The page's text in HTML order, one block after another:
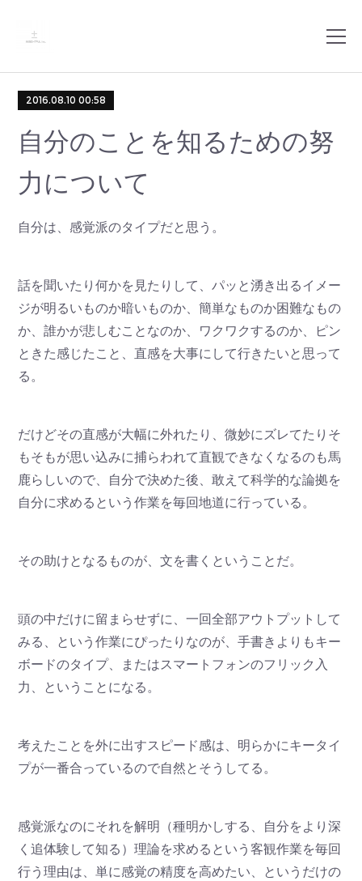
2016.08.10 00:58
自分のことを知るための努
力について
自分は、感覚派のタイプだと思う。
話を聞いたり何かを見たりして、パッと湧き出るイメー
ジが明るいものか暗いものか、簡単なものか困難なもの
か、誰かが悲しむことなのか、ワクワクするのか、ピン
ときた感じたこと、直感を大事にして行きたいと思って
る。
だけどその直感が大幅に外れたり、微妙にズレてたりそ
もそもが思い込みに捕らわれて直観できなくなるのも馬
鹿らしいので、自分で決めた後、敢えて科学的な論拠を
自分に求めるという作業を毎回地道に行っている。
その助けとなるものが、文を書くということだ。
頭の中だけに留まらせずに、一回全部アウトプットして
みる、という作業にぴったりなのが、手書きよりもキー
ボードのタイプ、またはスマートフォンのフリック入
力、ということになる。
考えたことを外に出すスピード感は、明らかにキータイ
プが一番合っているので自然とそうしてる。
感覚派なのにそれを解明（種明かしする、自分をより深
く追体験して知る）理論を求めるという客観作業を毎回
行う理由は、単に感覚の精度を高めたい、というだけの